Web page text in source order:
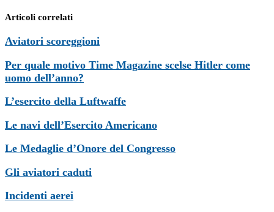
Articoli correlati
Aviatori scoreggioni
Per quale motivo Time Magazine scelse Hitler come
uomo dell’anno?
L’esercito della Luftwaffe
Le navi dell’Esercito Americano
Le Medaglie d’Onore del Congresso
Gli aviatori caduti
Incidenti aerei